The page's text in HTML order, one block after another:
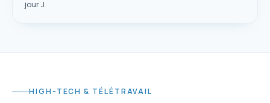
jour J.
HIGH-TECH & TÉLÉTRAVAIL